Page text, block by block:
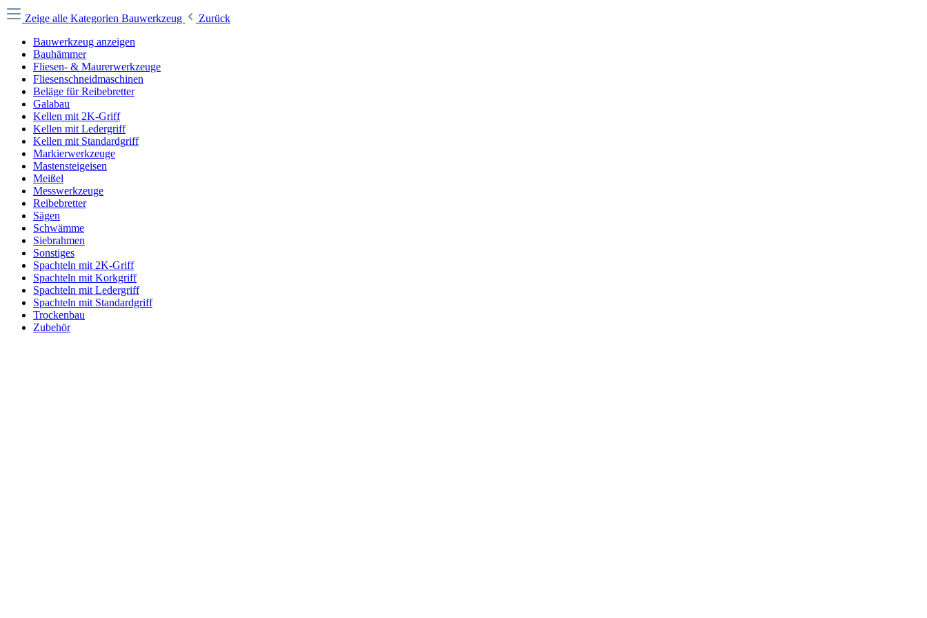
Zeige alle Kategorien Bauwerkzeug
Zurück
Bauwerkzeug anzeigen
Bauhämmer
Fliesen- & Maurerwerkzeuge
Fliesenschneidmaschinen
Beläge für Reibebretter
Galabau
Kellen mit 2K-Griff
Kellen mit Ledergriff
Kellen mit Standardgriff
Markierwerkzeuge
Mastensteigeisen
Meißel
Messwerkzeuge
Reibebretter
Sägen
Schwämme
Siebrahmen
Sonstiges
Spachteln mit 2K-Griff
Spachteln mit Korkgriff
Spachteln mit Ledergriff
Spachteln mit Standardgriff
Trockenbau
Zubehör